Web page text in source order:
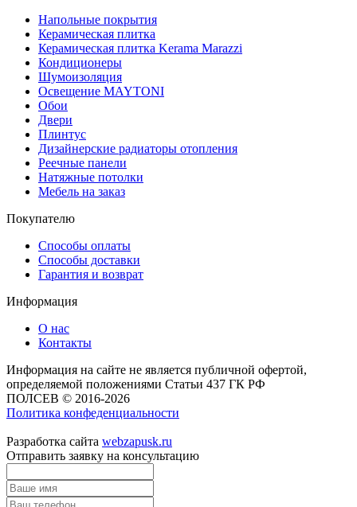
Напольные покрытия
Керамическая плитка
Керамическая плитка Kerama Marazzi
Кондиционеры
Шумоизоляция
Освещение MAYTONI
Обои
Двери
Плинтус
Дизайнерские радиаторы отопления
Реечные панели
Натяжные потолки
Мебель на заказ
Покупателю
Способы оплаты
Способы доставки
Гарантия и возврат
Информация
О нас
Контакты
Информация на сайте не является публичной офертой,
определяемой положениями Статьи 437 ГК РФ
ПОЛСЕВ © 2016-2026
Политика конфеденциальности
Разработка сайта webzapusk.ru
Отправить заявку на консультацию